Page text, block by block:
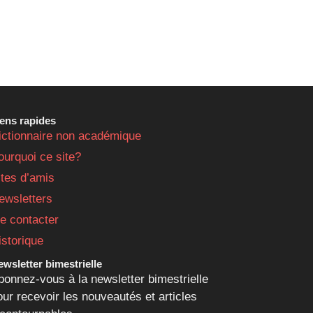
rapides
non académique
ce site?
d’amis
contacter
bimestrielle
vous à la newsletter bimestrielle
recevoir les nouveautés et articles